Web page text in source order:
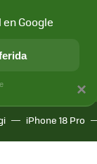
iPhone 18 Pro
×
Google